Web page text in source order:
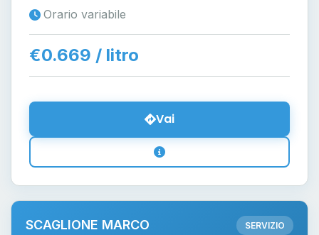
Orario variabile
€0.669 / litro
Vai
SCAGLIONE MARCO SERVIZIO